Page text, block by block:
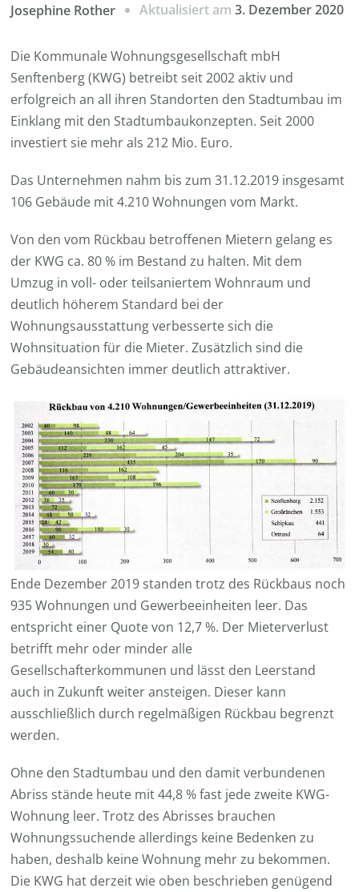
Josephine Rother Aktualisiert am3. Dezember 2020
Die Kommunale Wohnungsgesellschaft mbH
Senftenberg (KWG) betreibt seit 2002 aktiv und
erfolgreich an all ihren Standorten den Stadtumbau im
Einklang mit den Stadtumbaukonzepten. Seit 2000
investiert sie mehr als 212 Mio. Euro.
Das Unternehmen nahm bis zum 31.12.2019 insgesamt
106 Gebäude mit 4.210 Wohnungen vom Markt.
Von den vom Rückbau betroffenen Mietern gelang es
der KWG ca. 80 % im Bestand zu halten. Mit dem
Umzug in voll- oder teilsaniertem Wohnraum und
deutlich höherem Standard bei der
Wohnungsausstattung verbesserte sich die
Wohnsituation für die Mieter. Zusätzlich sind die
Gebäudeansichten immer deutlich attraktiver.
Ende Dezember 2019 standen trotz des Rückbaus noch
935 Wohnungen und Gewerbeeinheiten leer. Das
entspricht einer Quote von 12,7 %. Der Mieterverlust
betrifft mehr oder minder alle
Gesellschafterkommunen und lässt den Leerstand
auch in Zukunft weiter ansteigen. Dieser kann
ausschließlich durch regelmäßigen Rückbau begrenzt
werden.
Ohne den Stadtumbau und den damit verbundenen
Abriss stände heute mit 44,8 % fast jede zweite KWG-
Wohnung leer. Trotz des Abrisses brauchen
Wohnungssuchende allerdings keine Bedenken zu
haben, deshalb keine Wohnung mehr zu bekommen.
Die KWG hat derzeit wie oben beschrieben genügend